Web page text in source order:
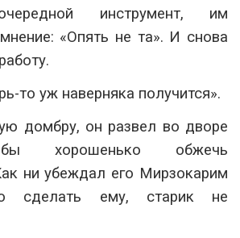
инструмент, им
«Опять не та». И снова
то уж наверняка получится».
домбру, он развел во дворе
хорошенько обжечь
ни убеждал его Мирзокарим
сделать ему, старик не